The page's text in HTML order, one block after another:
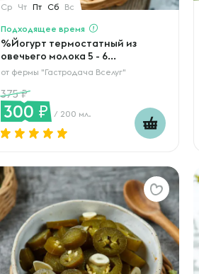
Ср Чт Пт Сб Вс
Подходящее время
%Йогурт термостатный из
овечьего молока 5 - 6...
от фермы "Гастродача Вселуг"
375
300 / 200 мл.